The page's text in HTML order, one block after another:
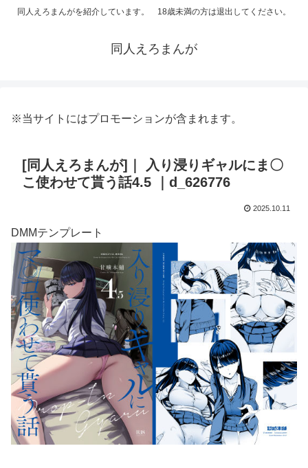
同人えろまんがを紹介しています。 18歳未満の方は退出してください。
同人えろまんが
※当サイトにはプロモーションが含まれます。
[同人えろまんが]｜ 入り浸りギャルにま〇
こ使わせて貰う話4.5 ｜d_626776
2025.10.11
DMMテンプレート